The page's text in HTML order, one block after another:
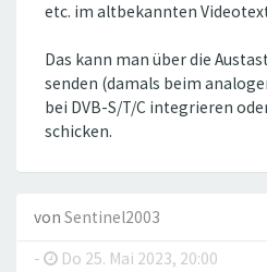
etc. im altbekannten
Das kann man über die
senden (damals beim
bei DVB-S/T/C integrieren
schicken.
von Sentinel2003
-
Do 25. Mai 2023, 20:00